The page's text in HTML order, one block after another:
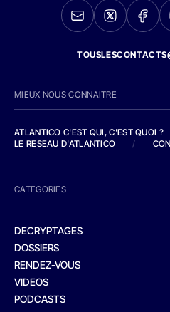
MIEUX NOUS CONNAITRE
ATLANTICO C'EST QUI, C'EST QUOI ?
LE RESEAU D'ATLANTICO
/
CATEGORIES
DECRYPTAGES
DOSSIERS
RENDEZ-VOUS
VIDEOS
PODCASTS